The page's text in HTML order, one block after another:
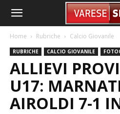
Home Rubriche Calcio Giovanile
RUBRICHE CALCIO GIOVANILE
ALLIEVI
U17:
AIROLDI 7-1